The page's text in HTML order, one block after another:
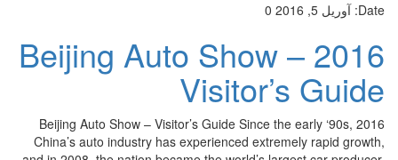
Date: آوریل 5, 2016 0
2016 Beijing Auto Show –
Visitor’s Guide
2016 Beijing Auto Show – Visitor’s Guide Since the early ‘90s,
China’s auto industry has experienced extremely rapid growth,